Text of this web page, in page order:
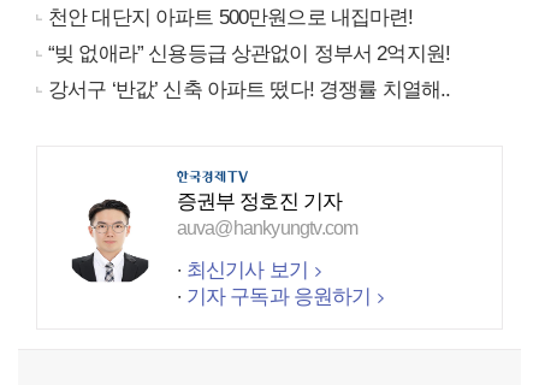
천안 대단지 아파트 500만원으로 내집마련!
“빚 없애라” 신용등급 상관없이 정부서 2억지원!
강서구 ‘반값’ 신축 아파트 떴다! 경쟁률 치열해..
증권부 정호진 기자
auva@hankyungtv.com
최신기사 보기
기자 구독과 응원하기